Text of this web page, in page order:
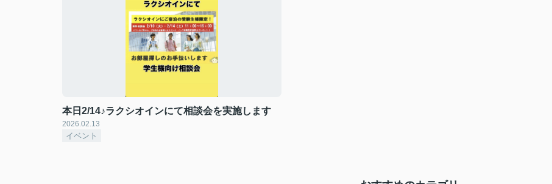
本日2/14♪ラクシオインにて相談会を実施します
2026.02.13
イベント